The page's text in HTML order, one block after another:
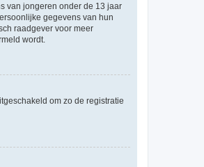
van jongeren onder de 13 jaar
gegevens van hun
raadgever voor meer
wordt.
om zo de registratie